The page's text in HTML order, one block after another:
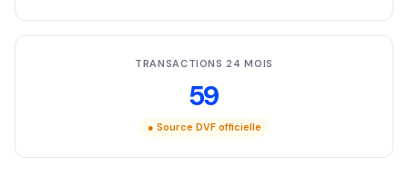
TRANSACTIONS 24 MOIS
59
● Source DVF officielle